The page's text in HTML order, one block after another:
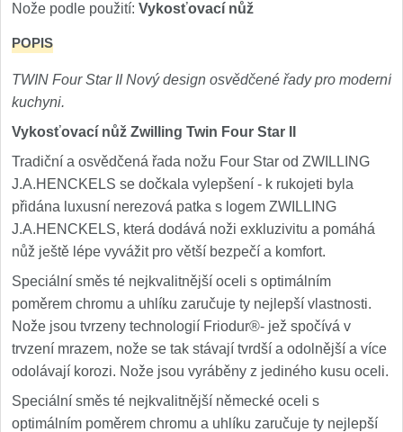
Nože podle použití: Vykosťovací nůž
POPIS
TWIN Four Star II Nový design osvědčené řady pro moderní
kuchyni.
Vykosťovací nůž Zwilling Twin Four Star II
Tradiční a osvědčená řada nožu Four Star od ZWILLING
J.A.HENCKELS se dočkala vylepšení - k rukojeti byla
přidána luxusní nerezová patka s logem ZWILLING
J.A.HENCKELS, která dodává noži exkluzivitu a pomáhá
nůž ještě lépe vyvážit pro větší bezpečí a komfort.
Speciální směs té nejkvalitnější oceli s optimálním
poměrem chromu a uhlíku zaručuje ty nejlepší vlastnosti.
Nože jsou tvrzeny technologií Friodur®- jež spočívá v
trvzení mrazem, nože se tak stávají tvrdší a odolnější a více
odolávají korozi. Nože jsou vyráběny z jediného kusu oceli.
Speciální směs té nejkvalitnější německé oceli s
optimálním poměrem chromu a uhlíku zaručuje ty nejlepší